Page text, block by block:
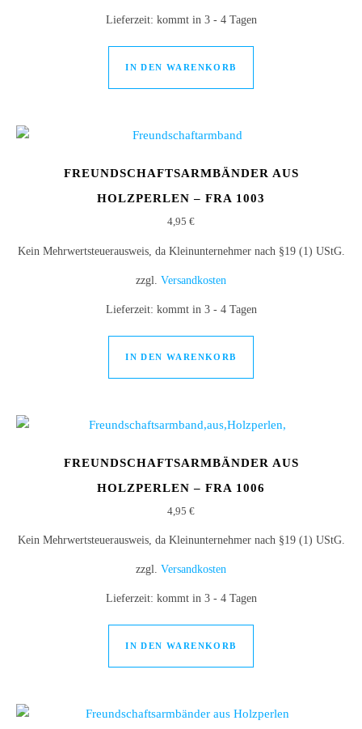
Lieferzeit: kommt in 3 - 4 Tagen
IN DEN WARENKORB
FREUNDSCHAFTSARMBÄNDER AUS
HOLZPERLEN – FRA 1003
4,95 €
Kein Mehrwertsteuerausweis, da Kleinunternehmer nach §19 (1) UStG.
zzgl. Versandkosten
Lieferzeit: kommt in 3 - 4 Tagen
IN DEN WARENKORB
FREUNDSCHAFTSARMBÄNDER AUS
HOLZPERLEN – FRA 1006
4,95 €
Kein Mehrwertsteuerausweis, da Kleinunternehmer nach §19 (1) UStG.
zzgl. Versandkosten
Lieferzeit: kommt in 3 - 4 Tagen
IN DEN WARENKORB